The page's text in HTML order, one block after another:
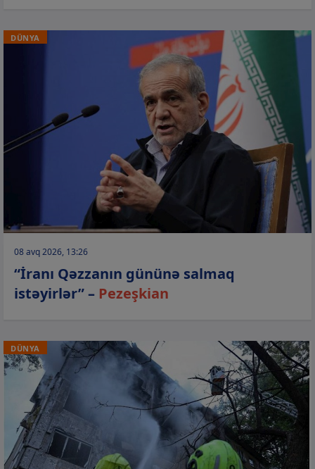
DÜNYA
08 avq 2026, 13:26
“İranı Qəzzanın gününə salmaq
istəyirlər” – Pezeşkian
DÜNYA